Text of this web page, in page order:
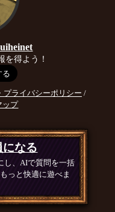
を得よう！
プライバシーポリシー /
ップ
なる
し、AIで質問を一括
っと快適に遊べま